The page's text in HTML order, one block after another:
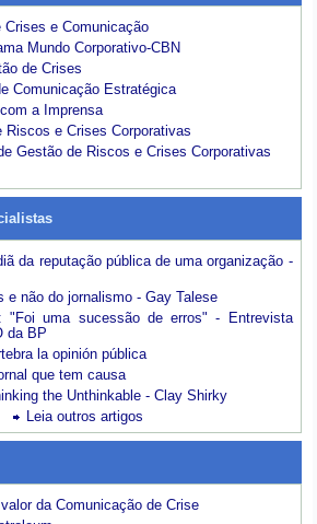
Crises e Comunicação
Mundo Corporativo-CBN
de Crises
Comunicação Estratégica
a Imprensa
Riscos e Crises Corporativas
Gestão de Riscos e Crises Corporativas
da reputação pública de uma organização -
e não do jornalismo - Gay Talese
"Foi uma sucessão de erros" - Entrevista
da BP
la opinión pública
que tem causa
the Unthinkable - Clay Shirky
Leia outros artigos
da Comunicação de Crise